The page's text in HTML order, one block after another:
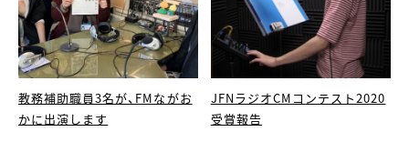
教務補助職員3名が、FMながお
かに出演します
JFNラジオCMコンテスト2020
受賞報告